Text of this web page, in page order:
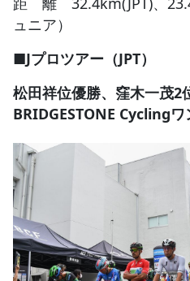
ュニア）
■Jプロツアー（JPT）
松田祥位優勝、窪木一茂2
BRIDGESTONE Cycling